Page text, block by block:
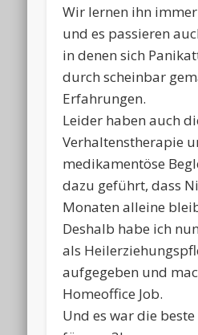
Wir lernen ihn
und es passieren
in denen sich
durch scheinbar
Erfahrungen.
Leider haben auch
Verhaltenstherapie
medikamentöse
dazu geführt, dass
Monaten alleine
Deshalb habe ich
als
aufgegeben und
Homeoffice Job.
Und es war die